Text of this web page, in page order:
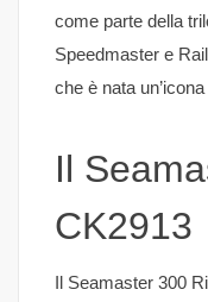
come parte della
Speedmaster e
che è nata
Il
CK2913
Il Seamaster 300